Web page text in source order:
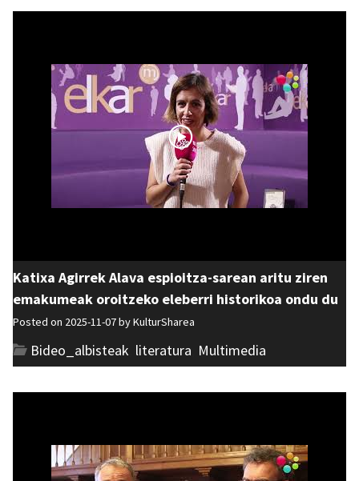
Katixa Agirrek Alava espioitza-sarean aritu ziren
emakumeak oroitzeko eleberri historikoa ondu du
Posted on 2025-11-07 byKulturSharea
Bideo_albisteak literatura Multimedia